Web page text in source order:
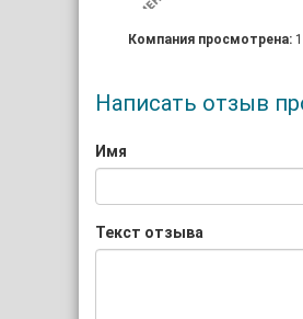
Компания просмотрена:
Написать отзыв
Имя
Текст отзыва